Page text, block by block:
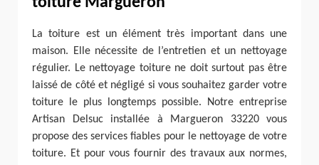
La toiture est un élément très important dans une
maison. Elle nécessite de l’entretien et un nettoyage
régulier. Le nettoyage toiture ne doit surtout pas être
laissé de côté et négligé si vous souhaitez garder votre
toiture le plus longtemps possible. Notre entreprise
Artisan Delsuc installée à Margueron 33220 vous
propose des services fiables pour le nettoyage de votre
toiture. Et pour vous fournir des travaux aux normes,